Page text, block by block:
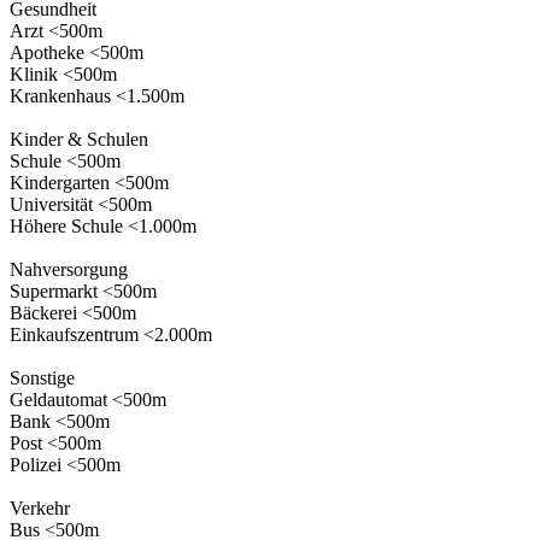
Gesundheit
Arzt <500m
Apotheke <500m
Klinik <500m
Krankenhaus <1.500m
Kinder & Schulen
Schule <500m
Kindergarten <500m
Universität <500m
Höhere Schule <1.000m
Nahversorgung
Supermarkt <500m
Bäckerei <500m
Einkaufszentrum <2.000m
Sonstige
Geldautomat <500m
Bank <500m
Post <500m
Polizei <500m
Verkehr
Bus <500m